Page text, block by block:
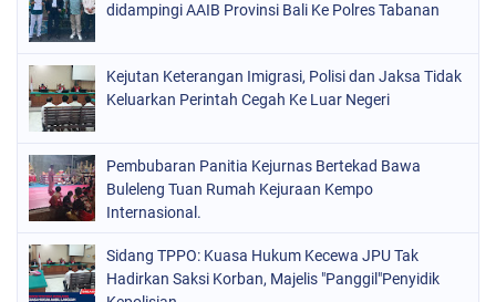
didampingi AAIB Provinsi Bali Ke Polres Tabanan
Kejutan Keterangan Imigrasi, Polisi dan Jaksa Tidak
Keluarkan Perintah Cegah Ke Luar Negeri
Pembubaran Panitia Kejurnas Bertekad Bawa
Buleleng Tuan Rumah Kejuraan Kempo
Internasional.
Sidang TPPO: Kuasa Hukum Kecewa JPU Tak
Hadirkan Saksi Korban, Majelis "Panggil"Penyidik